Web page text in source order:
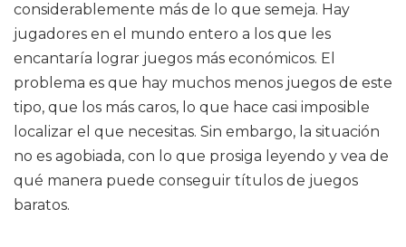
considerablemente más de lo que semeja. Hay
jugadores en el mundo entero a los que les
encantaría lograr juegos más económicos. El
problema es que hay muchos menos juegos de este
tipo, que los más caros, lo que hace casi imposible
localizar el que necesitas. Sin embargo, la situación
no es agobiada, con lo que prosiga leyendo y vea de
qué manera puede conseguir títulos de juegos
baratos.